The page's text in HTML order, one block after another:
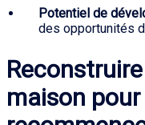
Potentiel de
des opportunités
maison